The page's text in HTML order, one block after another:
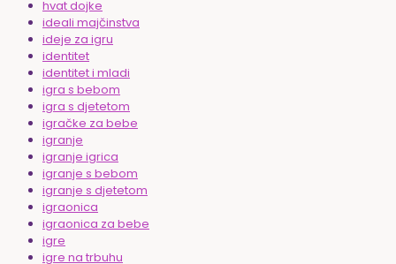
hvat dojke
ideali majčinstva
ideje za igru
identitet
identitet i mladi
igra s bebom
igra s djetetom
igračke za bebe
igranje
igranje igrica
igranje s bebom
igranje s djetetom
igraonica
igraonica za bebe
igre
igre na trbuhu